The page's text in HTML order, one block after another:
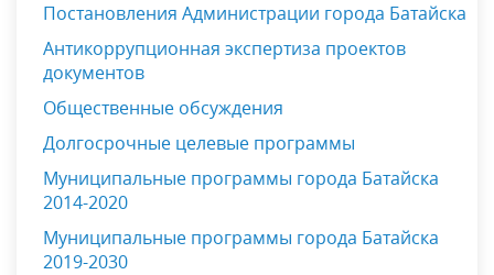
Постановления Администрации города Батайска
Антикоррупционная экспертиза проектов
документов
Общественные обсуждения
Долгосрочные целевые программы
Муниципальные программы города Батайска
2014-2020
Муниципальные программы города Батайска
2019-2030